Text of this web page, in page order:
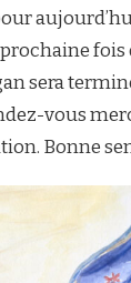
sera
vous
Bonne